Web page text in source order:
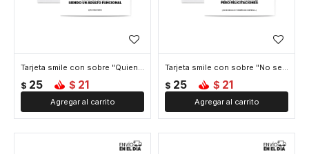
Tarjeta smile con sobre "Quien lo diria"
$ 25 $ 21
Tarjeta smile con sobre "No se como hiciste"
$ 25 $ 21